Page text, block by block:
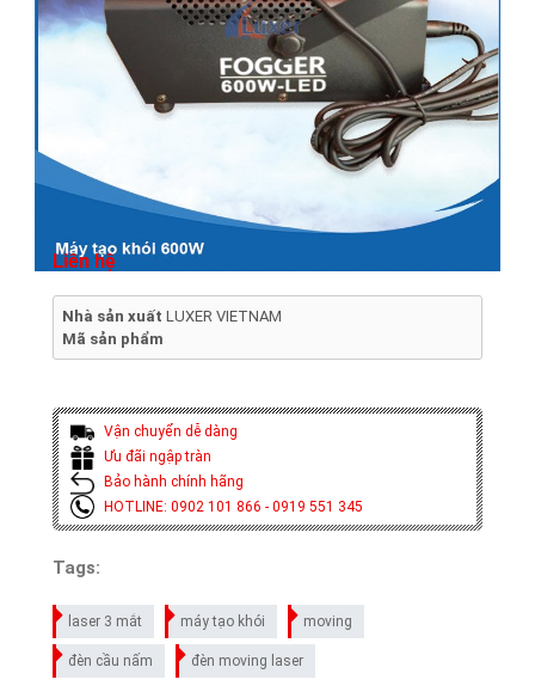
Liên hệ
Nhà sản xuất LUXER VIETNAM
Mã sản phẩm
Vận chuyển dễ dàng
Ưu đãi ngập tràn
Bảo hành chính hãng
HOTLINE: 0902 101 866 - 0919 551 345
Tags:
laser 3 mắt máy tạo khói moving
đèn cầu nấm đèn moving laser